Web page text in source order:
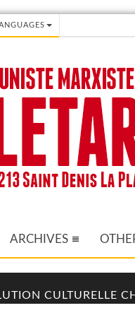
ARCHIVES
CULTURELLE